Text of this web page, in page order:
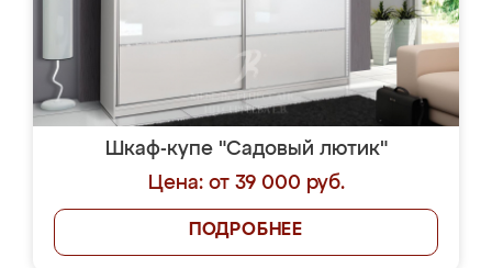
Шкаф-купе "Садовый лютик"
Цена: от 39 000 руб.
ПОДРОБНЕЕ